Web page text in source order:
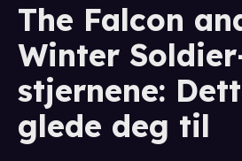
The Falcon
Winter
stjernene:
glede deg til